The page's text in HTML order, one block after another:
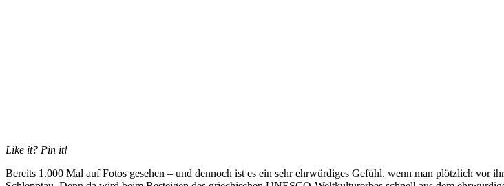
Like it? Pin it!
Bereits 1.000 Mal auf Fotos gesehen – und dennoch ist es ein sehr ehrwürdiges Gefühl, wenn man plötzlich